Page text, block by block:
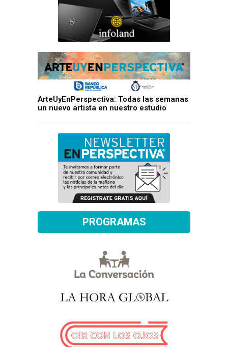
ArteUyEnPerspectiva: Todas las semanas
un nuevo artista en nuestro estudio
PROGRAMAS